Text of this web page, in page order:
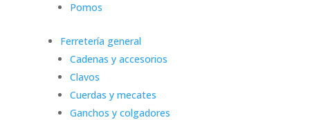
Pomos
Ferretería general
Cadenas y accesorios
Clavos
Cuerdas y mecates
Ganchos y colgadores